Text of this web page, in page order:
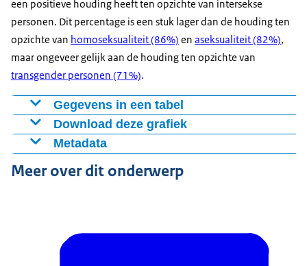
een positieve houding heeft ten opzichte van intersekse
personen. Dit percentage is een stuk lager dan de houding ten
opzichte van homoseksualiteit (86%) en aseksualiteit (82%),
maar ongeveer gelijk aan de houding ten opzichte van
transgender personen (71%).
Gegevens in een tabel
Oordeel 2024
positief 72
23
Download deze grafiek
Figuur als PNG
Download CSV-bestand
Metadata
Meer over dit onderwerp